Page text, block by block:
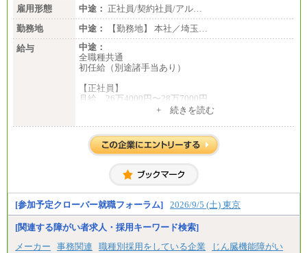
雇用形態
中途： 正社員/契約社員/アル…
勤務地
中途：
【勤務地】 本社／埼玉…
給与
中途：
全職種共通
初任給（別途諸手当あり）
【正社員】
月給 26万4000円〜28万7000円
月給 21万6300円〜27万1200円
【アルバイト・パート・時給制】
神奈川/1,390円～、静岡/1,240円～、滋賀/1,220円
～、
愛知/1,290円～
※正社員・契約社員登用制度あり
※上記給与をベースにスキル・経験に応じて、決定
します。
※試用期間中も給与に変更はございません
+ 続きを読む
[参加予定クローバー就職フォーラム] 2026/9/5 (土) 東京
[関連する障がい者求人・採用キーワード検索]
メーカー
事務関連 職種別採用をしている企業
じん臓機能障がい